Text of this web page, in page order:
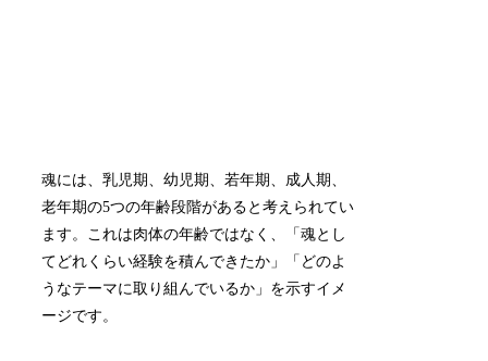
魂には、乳児期、幼児期、若年期、成人期、
老年期の5つの年齢段階があると考えられてい
ます。これは肉体の年齢ではなく、「魂とし
てどれくらい経験を積んできたか」「どのよ
うなテーマに取り組んでいるか」を示すイメ
ージです。